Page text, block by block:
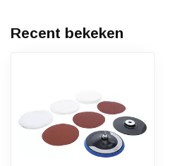
Recent bekeken